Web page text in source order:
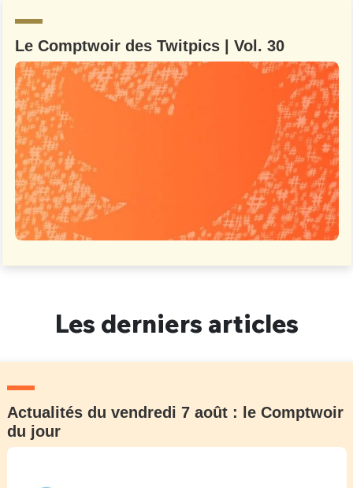
Le Comptwoir des Twitpics | Vol. 30
Les derniers articles
Actualités du vendredi 7 août : le Comptwoir
du jour